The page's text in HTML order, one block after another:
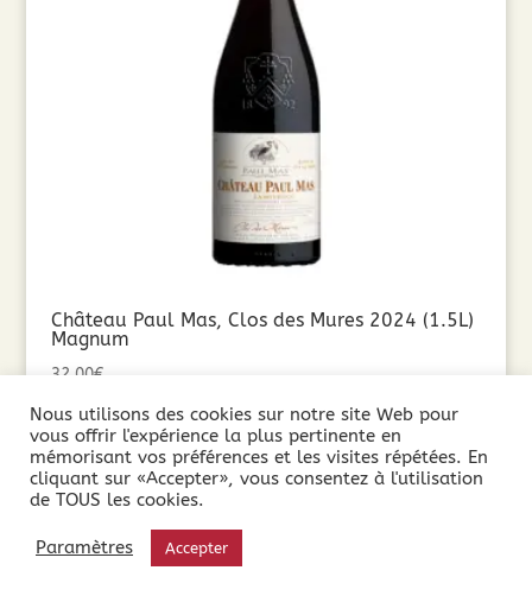
Château Paul Mas, Clos des Mures 2024 (1.5L)
Magnum
32,00€
Ajouter au panier
Nous utilisons des cookies sur notre site Web pour
vous offrir l'expérience la plus pertinente en
mémorisant vos préférences et les visites répétées. En
cliquant sur «Accepter», vous consentez à l'utilisation
de TOUS les cookies.
Paramètres Accepter